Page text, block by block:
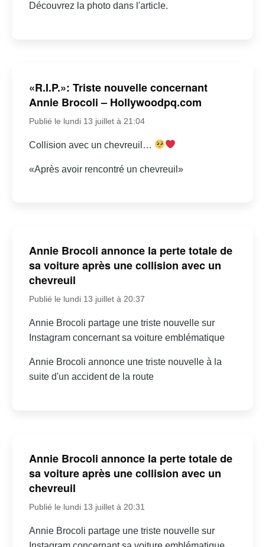
Découvrez la photo dans l'article.
«R.I.P.»: Triste nouvelle concernant
Annie Brocoli – Hollywoodpq.com
Publié le lundi 13 juillet à 21:04
Collision avec un chevreuil…
«Après avoir rencontré un chevreuil»
Annie Brocoli annonce la perte totale de
sa voiture après une collision avec un
chevreuil
Publié le lundi 13 juillet à 20:37
Annie Brocoli partage une triste nouvelle sur
Instagram concernant sa voiture emblématique
Annie Brocoli annonce une triste nouvelle à la
suite d'un accident de la route
Annie Brocoli annonce la perte totale de
sa voiture après une collision avec un
chevreuil
Publié le lundi 13 juillet à 20:31
Annie Brocoli partage une triste nouvelle sur